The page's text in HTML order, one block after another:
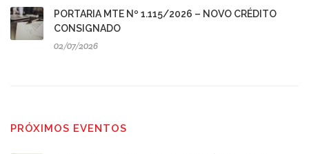
PORTARIA MTE Nº 1.115/2026 – NOVO CRÉDITO
CONSIGNADO
02/07/2026
PRÓXIMOS EVENTOS